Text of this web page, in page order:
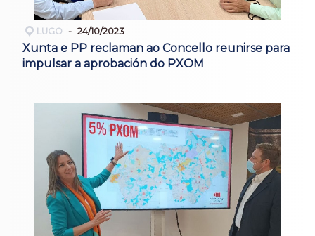
LUGO 24/10/2023
Xunta e PP reclaman ao Concello reunirse para
impulsar a aprobación do PXOM